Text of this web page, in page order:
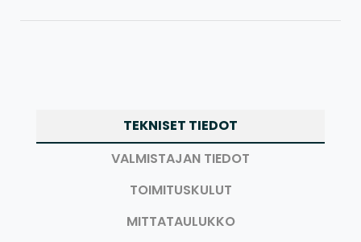
TEKNISET TIEDOT
VALMISTAJAN TIEDOT
TOIMITUSKULUT
MITTATAULUKKO